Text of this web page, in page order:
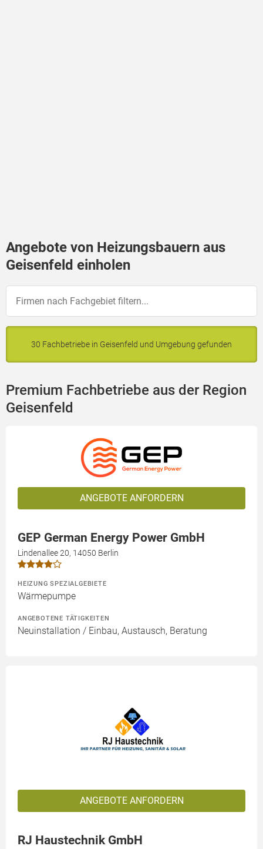
Angebote von Heizungsbauern aus
Geisenfeld einholen
30 Fachbetriebe in Geisenfeld und Umgebung gefunden
Premium Fachbetriebe aus der Region
Geisenfeld
ANGEBOTE ANFORDERN
GEP German Energy Power GmbH
Lindenallee 20, 14050 Berlin
HEIZUNG SPEZIALGEBIETE
Wärmepumpe
ANGEBOTENE TÄTIGKEITEN
Neuinstallation / Einbau, Austausch, Beratung
ANGEBOTE ANFORDERN
RJ Haustechnik GmbH